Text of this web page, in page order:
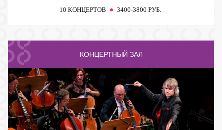
10 КОНЦЕРТОВ 3400-3800 РУБ.
КОНЦЕРТНЫЙ ЗАЛ